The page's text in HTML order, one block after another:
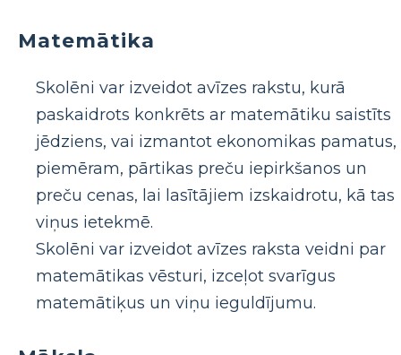
Matemātika
Skolēni var izveidot avīzes rakstu, kurā
paskaidrots konkrēts ar matemātiku saistīts
jēdziens, vai izmantot ekonomikas pamatus,
piemēram, pārtikas preču iepirkšanos un
preču cenas, lai lasītājiem izskaidrotu, kā tas
viņus ietekmē.
Skolēni var izveidot avīzes raksta veidni par
matemātikas vēsturi, izceļot svarīgus
matemātiķus un viņu ieguldījumu.